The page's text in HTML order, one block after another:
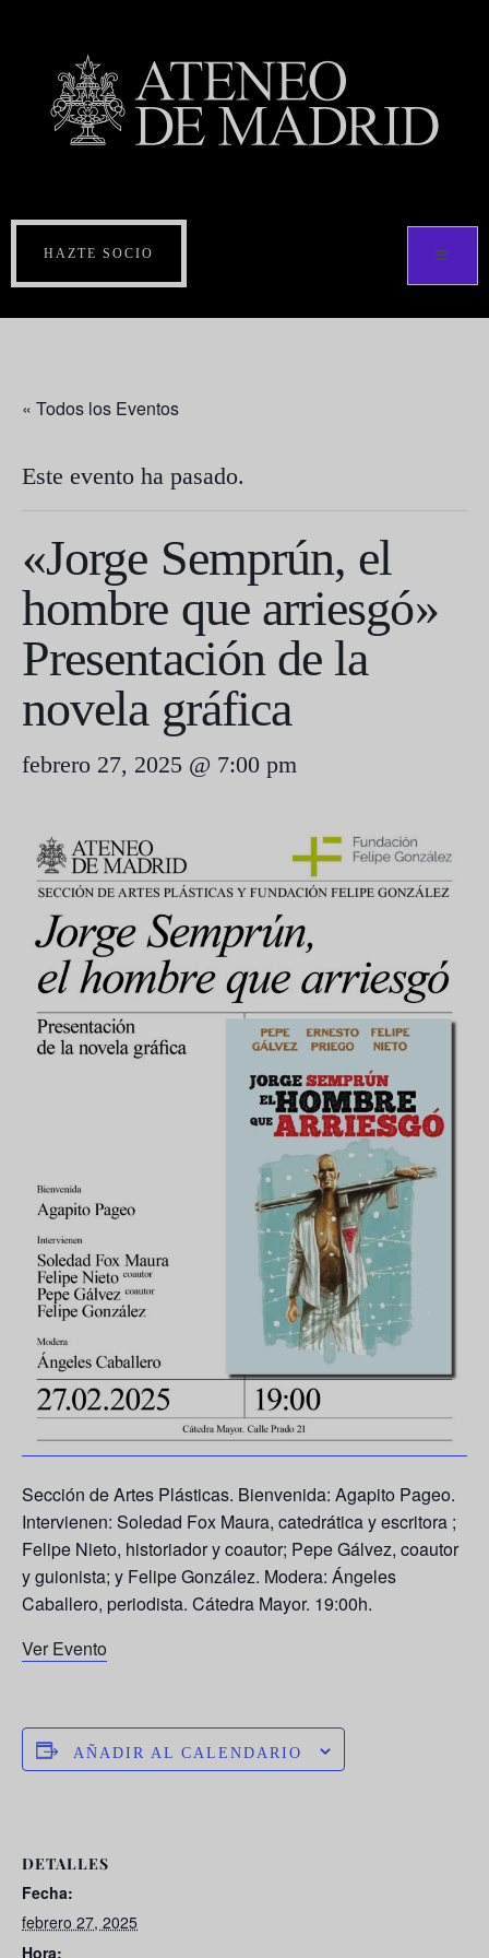
HAZTE SOCIO
« Todos los Eventos
Este evento ha pasado.
«Jorge Semprún, el
hombre que arriesgó»
Presentación de la
novela gráfica
febrero 27, 2025 @ 7:00 pm
Sección de Artes Plásticas. Bienvenida: Agapito Pageo.
Intervienen: Soledad Fox Maura, catedrática y escritora ;
Felipe Nieto, historiador y coautor; Pepe Gálvez, coautor
y guionista; y Felipe González. Modera: Ángeles
Caballero, periodista. Cátedra Mayor. 19:00h.
Ver Evento
AÑADIR AL CALENDARIO
DETALLES
Fecha:
febrero 27, 2025
Hora: